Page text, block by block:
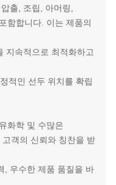
출, 조립, 아머링,
함합니다. 이는 제품의
지속적으로 최적화하고
적인 선두 위치를 확립
화학 및 수많은
객의 신뢰와 칭찬을 받
, 우수한 제품 품질을 바